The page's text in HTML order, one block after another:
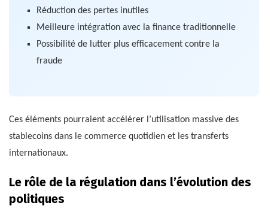
Réduction des pertes inutiles
Meilleure intégration avec la finance traditionnelle
Possibilité de lutter plus efficacement contre la
fraude
Ces éléments pourraient accélérer l’utilisation massive des
stablecoins dans le commerce quotidien et les transferts
internationaux.
Le rôle de la régulation dans l’évolution des
politiques